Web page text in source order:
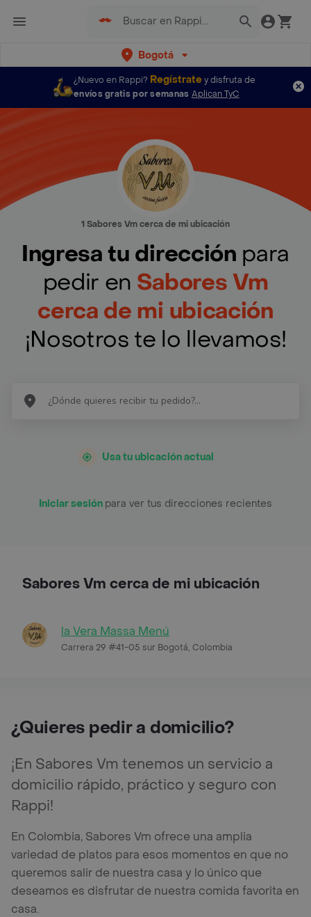
Bogotá
¿Nuevo en Rappi? Regístratey disfruta de
envíos gratis por semanas Aplican TyC
1 Sabores Vm cerca de mi ubicación
Ingresa tu dirección para
pedir en Sabores Vm
cerca de mi ubicación
¡Nosotros te lo llevamos!
Usa tu ubicación actual
Iniciar sesión para ver tus direcciones recientes
Sabores Vm cerca de mi ubicación
la Vera Massa Menú
Carrera 29 #41-05 sur Bogotá, Colombia
¿Quieres pedir a domicilio?
¡En Sabores Vm tenemos un servicio a
domicilio rápido, práctico y seguro con
Rappi!
En Colombia, Sabores Vm ofrece una amplia
variedad de platos para esos momentos en que no
queremos salir de nuestra casa y lo único que
deseamos es disfrutar de nuestra comida favorita en
casa.